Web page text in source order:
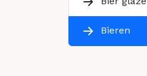
Bieren